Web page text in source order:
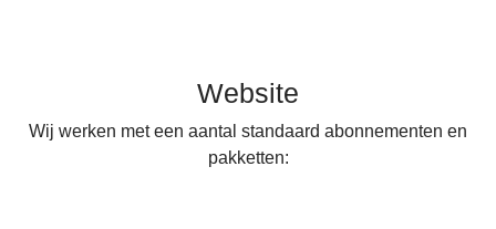
Website
Wij werken met een aantal standaard abonnementen en
pakketten: